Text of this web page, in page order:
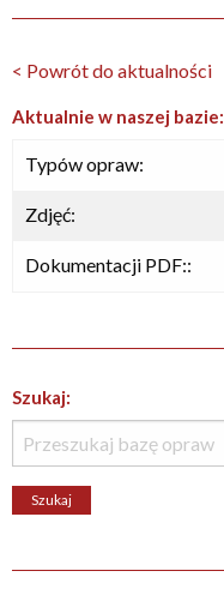
< Powrót do aktualności
Aktualnie w naszej bazie:
Typów opraw:
Zdjęć:
Dokumentacji PDF::
Szukaj: